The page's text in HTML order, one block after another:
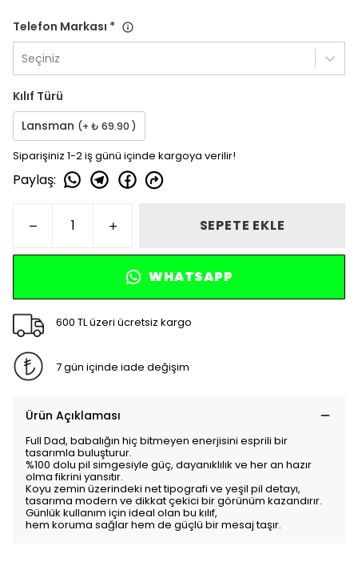
Telefon Markası *
Seçiniz
Kılıf Türü
Lansman (+ ₺ 69.90 )
Siparişiniz 1-2 iş günü içinde kargoya verilir!
Paylaş:
SEPETE EKLE
WHATSAPP
600 TL üzeri ücretsiz kargo
7 gün içinde iade değişim
Ürün Açıklaması
Full Dad, babalığın hiç bitmeyen enerjisini esprili bir
tasarımla buluşturur.
%100 dolu pil simgesiyle güç, dayanıklılık ve her an hazır
olma fikrini yansıtır.
Koyu zemin üzerindeki net tipografi ve yeşil pil detayı,
tasarıma modern ve dikkat çekici bir görünüm kazandırır.
Günlük kullanım için ideal olan bu kılıf,
hem koruma sağlar hem de güçlü bir mesaj taşır.